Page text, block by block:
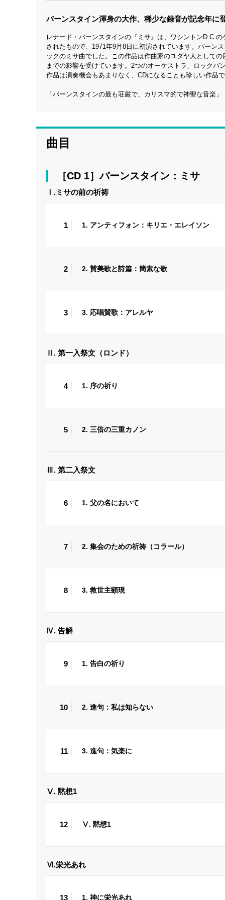
バーンスタイン渾身の大作、稀少な録音が記念年に
レナード・バーンスタインの『ミサ』は、ワシントンD.C.
されたもので、1971年9月8日に初演されています。バーン
ックのミサ曲でした。この作品は作曲家のユダヤ人として
までの影響を受けています。2つのオーケストラ、ロック
作品は演奏機会もあまりなく、CDになることも珍しい作品
「バーンスタインの最も荘厳で、カリスマ的で神聖な音楽
曲目
［CD 1］バーンスタイン：ミサ
Ⅰ.ミサの前の祈祷
1 1. アンティフォン：キリエ・エレイソン
2 2. 賛美歌と詩篇：簡素な歌
3 3. 応唱賛歌：アレルヤ
Ⅱ. 第一入祭文（ロンド）
4 1. 序の祈り
5 2. 三倍の三重カノン
Ⅲ. 第二入祭文
6 1. 父の名において
7 2. 集会のための祈祷（コラール）
8 3. 救世主顕現
Ⅳ. 告解
9 1. 告白の祈り
10 2. 進句：私は知らない
11 3. 進句：気楽に
Ⅴ. 黙想1
12 Ⅴ. 黙想1
Ⅵ.栄光あれ
13 1. 神に栄光あれ